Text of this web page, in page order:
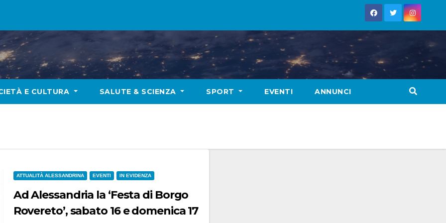
E CULTURA SALUTE & SCIENZA SPORT EVENTI ANNUNCI
ATTUALITÀ ALESSANDRINA EVENTI IN EVIDENZA
Ad Alessandria la ‘Festa di Borgo
Rovereto’, sabato 16 e domenica 17